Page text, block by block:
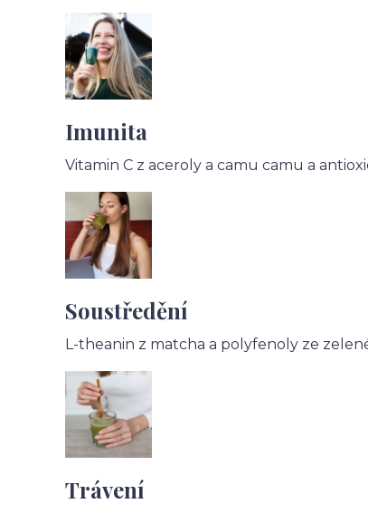
Imunita
Vitamin C z aceroly a camu camu a
Soustředění
L-theanin z matcha a polyfenoly ze
Trávení